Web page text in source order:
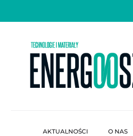
AKTUALNOŚCI O NAS